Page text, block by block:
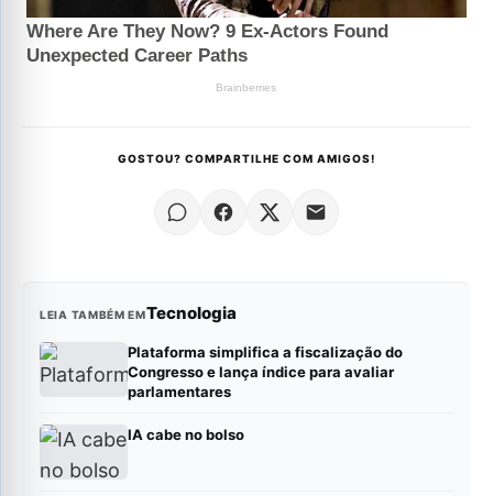
GOSTOU? COMPARTILHE COM AMIGOS!
LEIA TAMBÉM EMTecnologia
Plataforma simplifica a fiscalização do
Congresso e lança índice para avaliar
parlamentares
IA cabe no bolso